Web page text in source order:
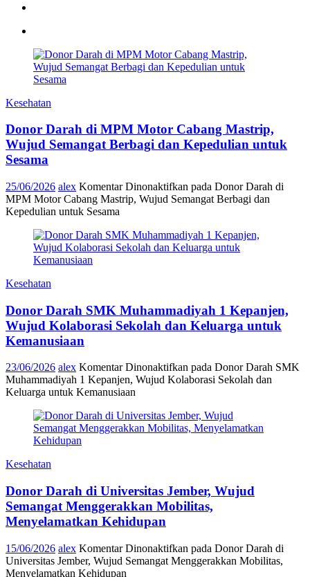
Kesehatan
Donor Darah di MPM Motor Cabang Mastrip,
Wujud Semangat Berbagi dan Kepedulian untuk
Sesama
25/06/2026 alex Komentar Dinonaktifkan pada Donor Darah di
MPM Motor Cabang Mastrip, Wujud Semangat Berbagi dan
Kepedulian untuk Sesama
Kesehatan
Donor Darah SMK Muhammadiyah 1 Kepanjen,
Wujud Kolaborasi Sekolah dan Keluarga untuk
Kemanusiaan
23/06/2026 alex Komentar Dinonaktifkan pada Donor Darah SMK
Muhammadiyah 1 Kepanjen, Wujud Kolaborasi Sekolah dan
Keluarga untuk Kemanusiaan
Kesehatan
Donor Darah di Universitas Jember, Wujud
Semangat Menggerakkan Mobilitas,
Menyelamatkan Kehidupan
15/06/2026 alex Komentar Dinonaktifkan pada Donor Darah di
Universitas Jember, Wujud Semangat Menggerakkan Mobilitas,
Menyelamatkan Kehidupan